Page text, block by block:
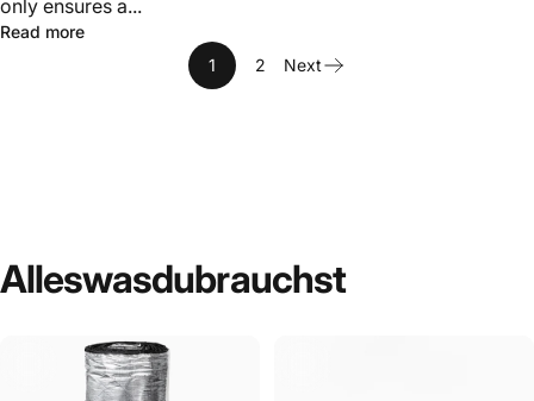
only ensures a...
Read more
1
2 Next
Alleswasdubrauchst